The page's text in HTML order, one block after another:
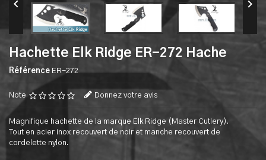
 
Hachette Elk Ridge ER-272 Hache
Référence ER-272
Note Donnez votre avis
Magnifique hachette de la marque Elk Ridge (Master Cutlery).
Tout en acier inox recouvert de noir et manche recouvert de
cordelette nylon.